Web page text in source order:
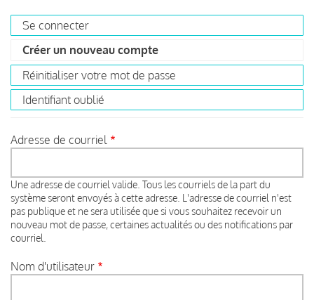
Primary
tabs
Se connecter
Créer un nouveau compte
actif)
Réinitialiser votre mot de passe
Identifiant oublié
Adresse de courriel
Une adresse de courriel valide. Tous les courriels de la part du
système seront envoyés à cette adresse. L'adresse de courriel n'est
pas publique et ne sera utilisée que si vous souhaitez recevoir un
nouveau mot de passe, certaines actualités ou des notifications par
courriel.
Nom d'utilisateur